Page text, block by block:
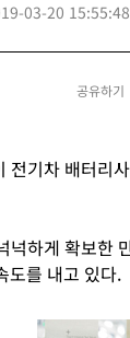
03-20 15:55:48
공유하기
전기차 배터리
하게 확보한
도를 내고 있다.